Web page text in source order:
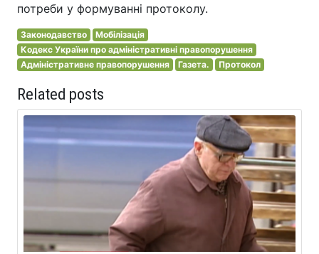
потреби у формуванні протоколу.
Законодавство
Мобілізація
Кодекс України про адміністративні правопорушення
Адміністративне правопорушення
Газета. Протокол
Related posts